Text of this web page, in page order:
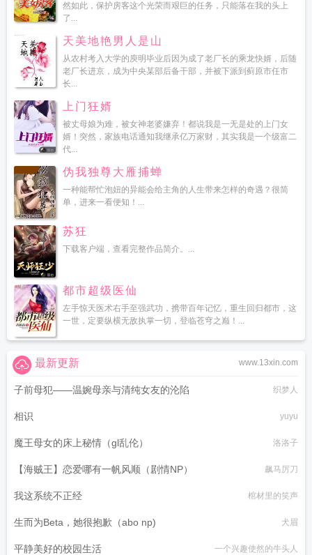
然如此，保护房客这个光荣而艰巨的任务，只能落在我的头上
了...
天美地艳男人是山
从农村考入大学的庾明毕业后因为成了老厂长的乘龙快婿，后随
老厂长进京，成为中央某部后备干部，并被下派到蓟原市任市
长...
上门狂婿
被丈母娘为难，被女神老婆嫌弃！都说我是一无是处的上门女
婿！突然，家族电话通知我继承亿万家财，其实我是一个级富二
代...
伪我独尊大雁捕蝉
一种能帮忙泡妞的异能会给主角的人生带来怎样的奇遇？很简
单，进来一看便知！...
苏狂
下载客户端，查看完整作品简介。...
都市超级医仙
左手惊天医术右手至强武功，携带百年记忆，重生回归都市，这
一世，定要纵横无敌执掌一切，登临苍穹之巅！...
www.13xin.com
最新更新
子前母犯——温婉母亲与清纯女友的沦陷 织梦人
相识 yuyu
魔王母女的床上秘情（gl乱伦） 洛洛子
【海贼王】恋爱哪有一帆风顺（剧情NP） 飙马厉刀
我这系统不正经 棺材里的笑声
生而为Beta，她很抱歉（abo np) 犬眉
平静美好的校园生活 一个兴趣使然的牛头人